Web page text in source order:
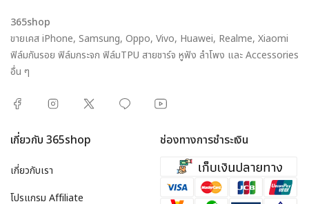
365shop
ขายเคส iPhone, Samsung, Oppo, Vivo, Huawei, Realme, Xiaomi
ฟิล์มกันรอย ฟิล์มกระจก ฟิล์มTPU สายชาร์จ หูฟัง ลำโพง และ Accessories
อื่น ๆ
เกี่ยวกับ 365shop
เกี่ยวกับเรา
โปรแกรม Affiliate
ช่องทางการชำระเงิน